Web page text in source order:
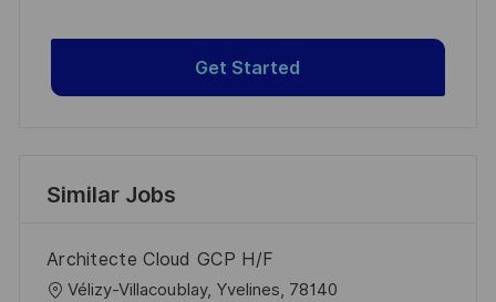
Get Started
Similar Jobs
Architecte Cloud GCP H/F
L
Vélizy-Villacoublay, Yvelines, 78140